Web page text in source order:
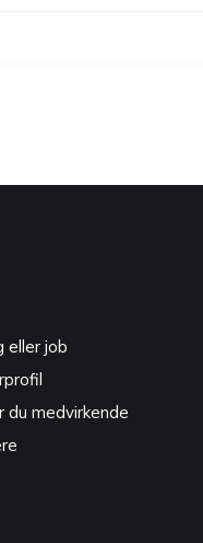
eller job
du medvirkende